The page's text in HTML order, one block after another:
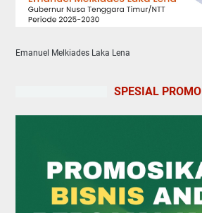
Emanuel Melkiades Laka Lena
SPESIAL PROMO